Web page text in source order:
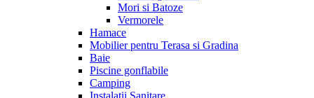
Mori si Batoze
Vermorele
Hamace
Mobilier pentru Terasa si Gradina
Baie
Piscine gonflabile
Camping
Instalatii Sanitare